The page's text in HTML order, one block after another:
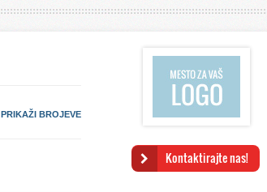
Kontaktirajte nas!
PRIKAŽI BROJEVE